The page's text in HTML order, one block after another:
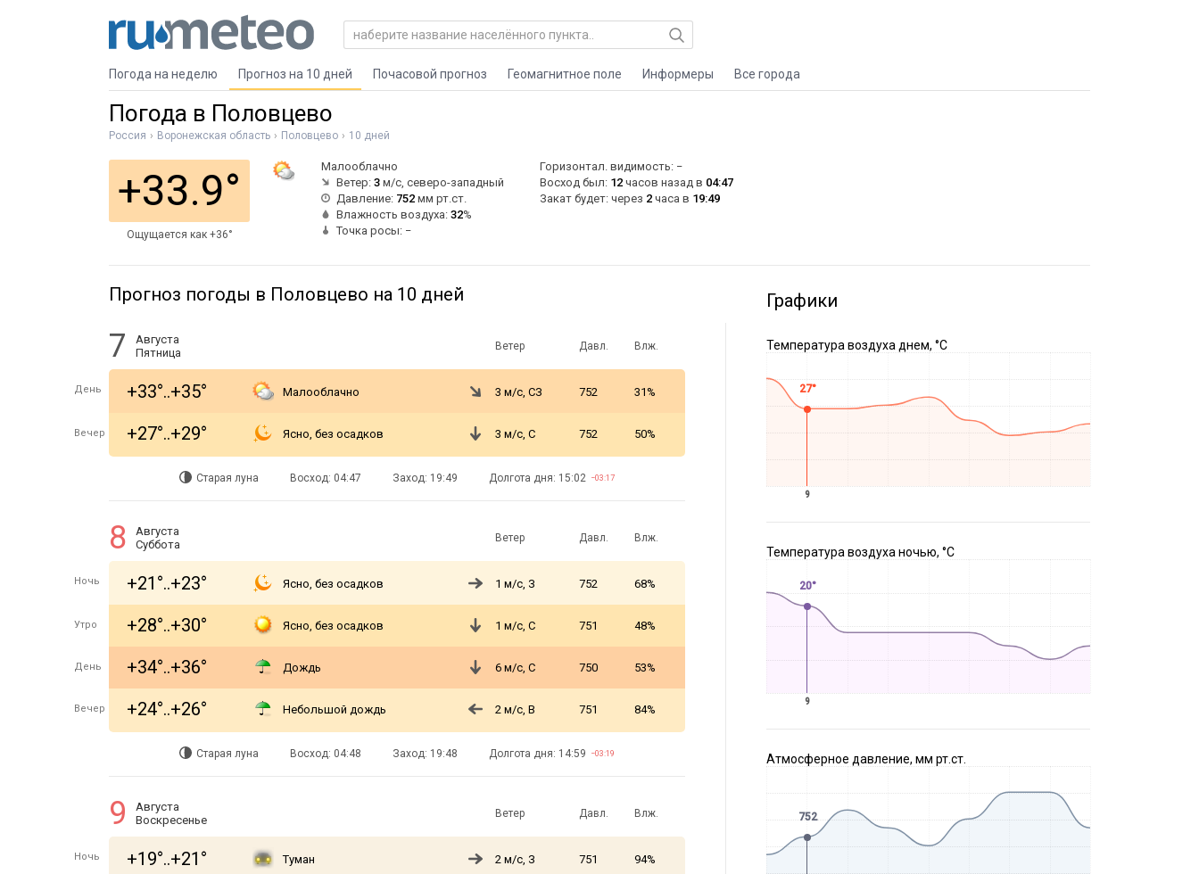
Погода на неделю Прогноз на 10 дней Почасовой прогноз Геомагнитное поле Информеры Все города
Погода в Половцево
Россия Воронежская область Половцево 10 дней
+33.9°
Ощущается как +36°
Малооблачно
Ветер: 3 м/с, северо-западный
Давление: 752 мм рт.ст.
Влажность воздуха: 32%
Точка росы: −
Горизонтал. видимость: −
Восход был: 12 часов назад в 04:47
Закат будет: через 2 часа в 19:49
Прогноз погоды в Половцево на 10 дней
7
Августа
Пятница
Ветер Давл. Влж.
День +33°..+35° Малооблачно 3 м/с, СЗ 752 31%
Вечер +27°..+29° Ясно, без осадков 3 м/с, С 752 50%
Старая луна Восход: 04:47 Заход: 19:49 Долгота дня: 15:02 −03:17
8
Августа
Суббота
Ветер Давл. Влж.
Ночь +21°..+23° Ясно, без осадков 1 м/с, З 752 68%
Утро +28°..+30° Ясно, без осадков 1 м/с, С 751 48%
День +34°..+36° Дождь 6 м/с, С 750 53%
Вечер +24°..+26° Небольшой дождь 2 м/с, В 751 84%
Старая луна Восход: 04:48 Заход: 19:48 Долгота дня: 14:59 −03:19
9
Августа
Воскресенье
Ветер Давл. Влж.
Ночь +19°..+21° Туман 2 м/с, З 751 94%
Графики
Температура воздуха днем, °C
27°
9
Температура воздуха ночью, °C
20°
9
Атмосферное давление, мм рт.ст.
752